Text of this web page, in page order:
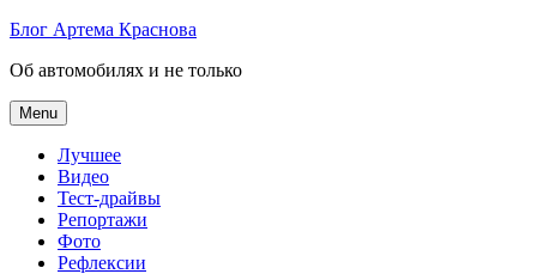
Skip
content
Блог Артема Краснова
Об автомобилях и не только
Menu
Лучшее
Видео
Тест-драйвы
Репортажи
Фото
Рефлексии